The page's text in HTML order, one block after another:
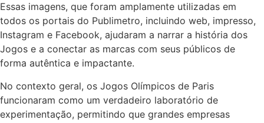
Essas imagens, que foram amplamente utilizadas em
todos os portais do Publimetro, incluindo web, impresso,
Instagram e Facebook, ajudaram a narrar a história dos
Jogos e a conectar as marcas com seus públicos de
forma autêntica e impactante.
No contexto geral, os Jogos Olímpicos de Paris
funcionaram como um verdadeiro laboratório de
experimentação, permitindo que grandes empresas